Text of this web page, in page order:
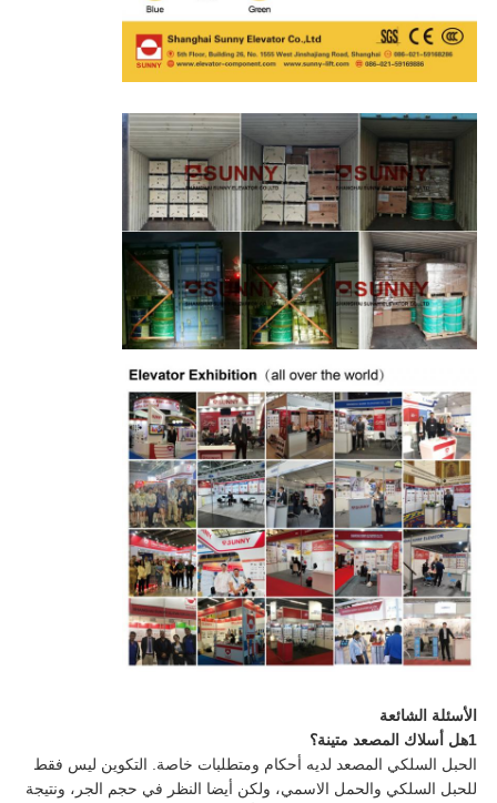
الأسئلة الشائعة
1هل أسلاك المصعد متينة؟
الحبل السلكي المصعد لديه أحكام ومتطلبات خاصة. التكوين ليس فقط
للحبل السلكي والحمل الاسمي، ولكن أيضا النظر في حجم الجر، ونتيجة